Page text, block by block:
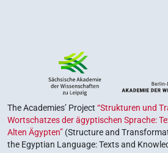
The Academies’ Project “Strukturen und
Wortschatzes der ägyptischen Sprache:
Alten Ägypten” (Structure and
the Egyptian Language: Texts and